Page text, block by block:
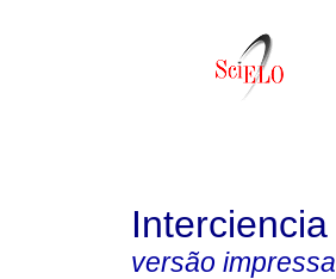
Interciencia
versão impressa